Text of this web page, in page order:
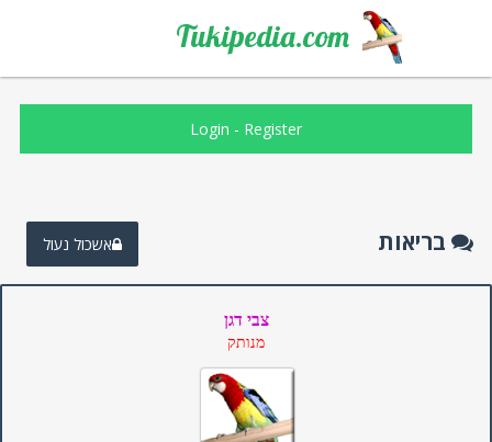
Tukipedia.com
Login - Register
אשכול נעול בריאות
צבי דגן
מנותק